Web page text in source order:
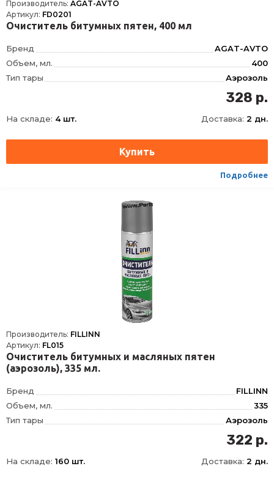
Производитель: AGAT-AVTO
Артикул: FD0201
Очиститель битумных пятен, 400 мл
Бренд
AGAT-AVTO
Объем, мл.
400
Тип тары
Аэрозоль
328 р.
На складе: 4 шт. Доставка: 2 дн.
Подробнее
Производитель: FILLINN
Артикул: FL015
Очиститель битумных и масляных пятен
(аэрозоль), 335 мл.
Бренд
FILLINN
Объем, мл.
335
Тип тары
Аэрозоль
322 р.
На складе: 160 шт. Доставка: 2 дн.